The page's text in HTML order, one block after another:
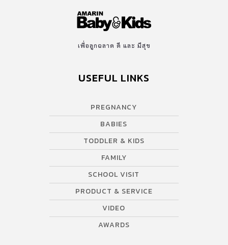
เพื่อลูกฉลาด ดี และ มีสุข
USEFUL LINKS
PREGNANCY
BABIES
TODDLER & KIDS
FAMILY
SCHOOL VISIT
PRODUCT & SERVICE
VIDEO
AWARDS